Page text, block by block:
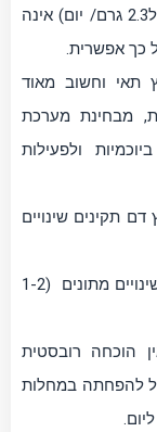
ככל הנראה לא, ודווקא צריכה נמוכה (מתחת ל2.3 גרם/ יום) אינה
כך אפשרית.
תאי וחשוב מאוד
מבחינת מערכת
ולפעילות
תקינים שינויים
אולם, ישנם אנשים עם רגישות לנתרן, עבורם שינויים מתונים (1-2
הוכחה רובסטית
ל3 גרם/ יום יוביל להפחתה במחלות